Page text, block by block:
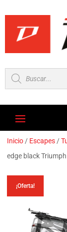
Búsqueda
de
productos
Inicio / Escapes /
edge black
¡Oferta!